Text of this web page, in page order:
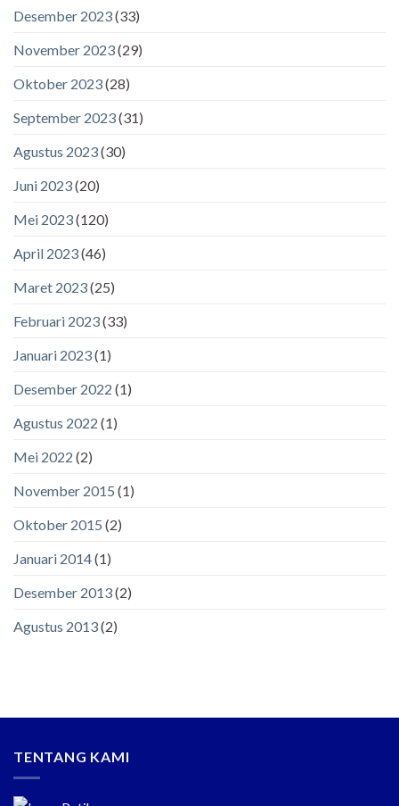
Desember 2023(33)
November 2023(29)
Oktober 2023(28)
September 2023(31)
Agustus 2023(30)
Juni 2023(20)
Mei 2023(120)
April 2023(46)
Maret 2023(25)
Februari 2023(33)
Januari 2023(1)
Desember 2022 (1)
Agustus 2022 (1)
Mei 2022 (2)
November 2015 (1)
Oktober 2015 (2)
Januari 2014(1)
Desember 2013(2)
Agustus 2013(2)
TENTANG KAMI